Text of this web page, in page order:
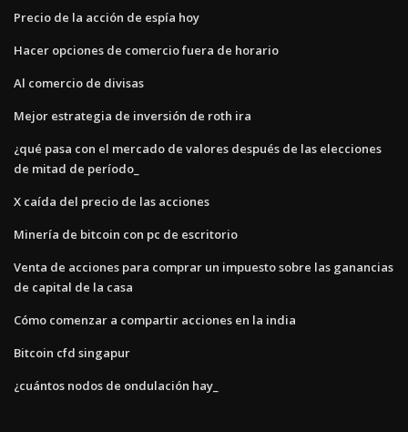
Precio de la acción de espía hoy
Hacer opciones de comercio fuera de horario
Al comercio de divisas
Mejor estrategia de inversión de roth ira
¿qué pasa con el mercado de valores después de las elecciones
de mitad de período_
X caída del precio de las acciones
Minería de bitcoin con pc de escritorio
Venta de acciones para comprar un impuesto sobre las ganancias
de capital de la casa
Cómo comenzar a compartir acciones en la india
Bitcoin cfd singapur
¿cuántos nodos de ondulación hay_